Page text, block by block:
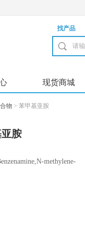
找产品
现货商城
物 > 苯甲基亚胺
胺
methylene-